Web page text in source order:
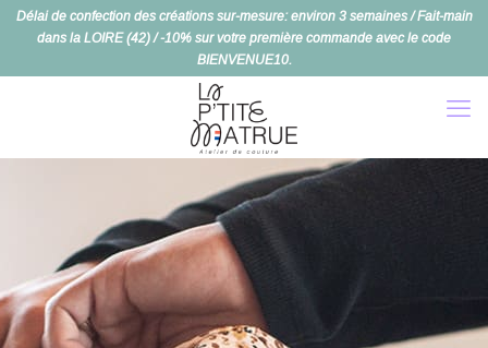
Délai de confection des créations sur-mesure: environ 3 semaines / Fait-main
dans la LOIRE (42) / -10% sur votre première commande avec le code
BIENVENUE10.